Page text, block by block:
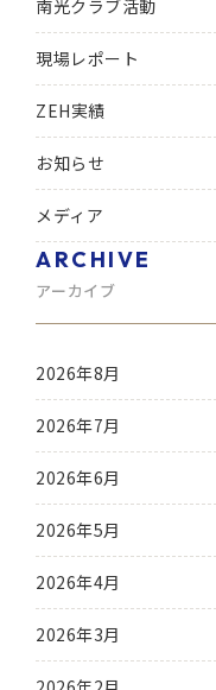
南光クラブ活動
現場レポート
ZEH実績
お知らせ
メディア
ARCHIVE
アーカイブ
2026年8月
2026年7月
2026年6月
2026年5月
2026年4月
2026年3月